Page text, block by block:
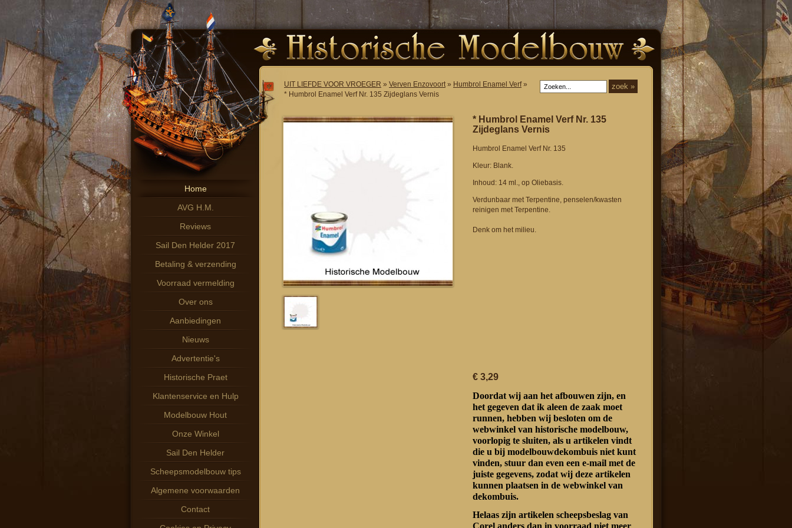
Home
AVG H.M.
Reviews
Sail Den Helder 2017
Betaling & verzending
Voorraad vermelding
Over ons
Aanbiedingen
Nieuws
Advertentie's
Historische Praet
Klantenservice en Hulp
Modelbouw Hout
Onze Winkel
Sail Den Helder
Scheepsmodelbouw tips
Algemene voorwaarden
Contact
UIT LIEFDE VOOR VROEGER » Verven Enzovoort» Humbrol Enamel Verf»
* Humbrol Enamel Verf Nr. 135 Zijdeglans Vernis
* Humbrol Enamel Verf Nr. 135
Zijdeglans Vernis
Humbrol Enamel Verf Nr. 135
Kleur: Blank.
Inhoud: 14 ml., op Oliebasis.
Verdunbaar met Terpentine, penselen/kwasten
reinigen met Terpentine.
Denk om het milieu.
€ 3,29
Doordat wij aan het afbouwen zijn, en
het gegeven dat ik aleen de zaak moet
runnen, hebben wij besloten om de
webwinkel van historische modelbouw,
voorlopig te sluiten, als u artikelen vindt
die u bij modelbouwdekombuis niet kunt
vinden, stuur dan even een e-mail met de
juiste gegevens, zodat wij deze artikelen
kunnen plaatsen in de webwinkel van
dekombuis.
Helaas zijn artikelen scheepsbeslag van
Corel anders dan in voorraad niet meer